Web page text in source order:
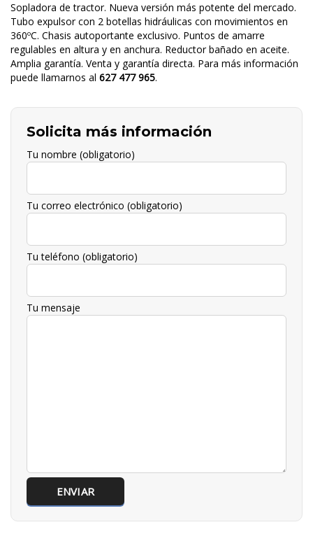
Sopladora de tractor. Nueva versión más potente del mercado.
Tubo expulsor con 2 botellas hidráulicas con movimientos en
360ºC. Chasis autoportante exclusivo. Puntos de amarre
regulables en altura y en anchura. Reductor bañado en aceite.
Amplia garantía. Venta y garantía directa. Para más información
puede llamarnos al 627 477 965.
Solicita más información
Tu nombre (obligatorio)
Tu correo electrónico (obligatorio)
Tu teléfono (obligatorio)
Tu mensaje